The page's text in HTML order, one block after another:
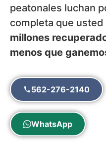
peatonales luchan
completa que
millones
menos que
562-276-2140
WhatsApp